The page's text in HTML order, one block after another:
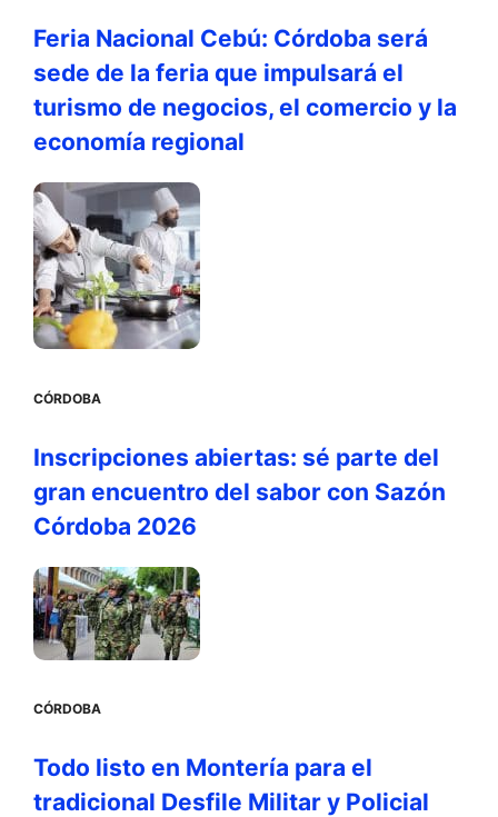
Feria Nacional Cebú: Córdoba será
sede de la feria que impulsará el
turismo de negocios, el comercio y la
economía regional
CÓRDOBA
Inscripciones abiertas: sé parte del
gran encuentro del sabor con Sazón
Córdoba 2026
CÓRDOBA
Todo listo en Montería para el
tradicional Desfile Militar y Policial